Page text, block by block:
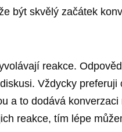
být skvělý začátek
reakce.
Vždycky
a to dodává
reakce, tím lépe